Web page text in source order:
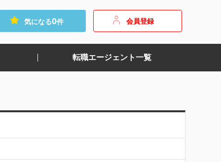
気になる0件 会員登録
転職エージェント一覧